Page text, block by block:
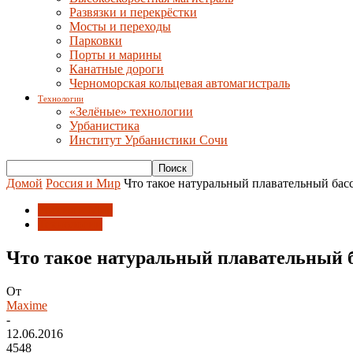
Развязки и перекрёстки
Мосты и переходы
Парковки
Порты и марины
Канатные дороги
Черноморская кольцевая автомагистраль
Технологии
«Зелёные» технологии
Урбанистика
Институт Урбанистики Сочи
Домой Россия и Мир Что такое натуральный плавательный
Что такое натуральный плавательный
От
Maxime
-
12.06.2016
4548